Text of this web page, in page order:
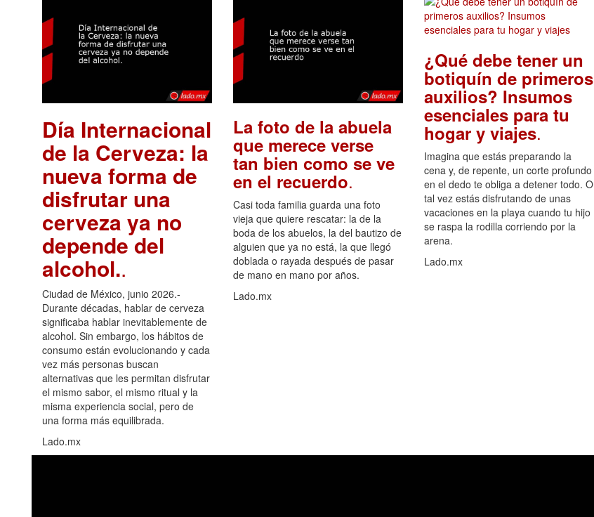
Día Internacional
de la Cerveza: la
nueva forma de
disfrutar una
cerveza ya no
depende del
alcohol..
Ciudad de México, junio 2026.-
Durante décadas, hablar de cerveza
significaba hablar inevitablemente de
alcohol. Sin embargo, los hábitos de
consumo están evolucionando y cada
vez más personas buscan
alternativas que les permitan disfrutar
el mismo sabor, el mismo ritual y la
misma experiencia social, pero de
una forma más equilibrada.
Lado.mx
La foto de la abuela
que merece verse
tan bien como se ve
en el recuerdo.
Casi toda familia guarda una foto
vieja que quiere rescatar: la de la
boda de los abuelos, la del bautizo de
alguien que ya no está, la que llegó
doblada o rayada después de pasar
de mano en mano por años.
Lado.mx
¿Qué debe tener un
botiquín de primeros
auxilios? Insumos
esenciales para tu
hogar y viajes.
Imagina que estás preparando la
cena y, de repente, un corte profundo
en el dedo te obliga a detener todo. O
tal vez estás disfrutando de unas
vacaciones en la playa cuando tu hijo
se raspa la rodilla corriendo por la
arena.
Lado.mx